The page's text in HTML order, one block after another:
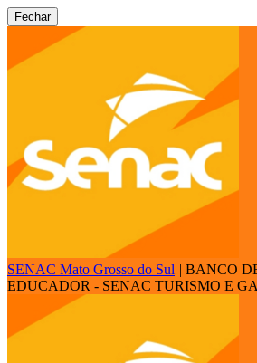
Fechar
SENAC Mato Grosso do Sul | BANCO
EDUCADOR - SENAC TURISMO E